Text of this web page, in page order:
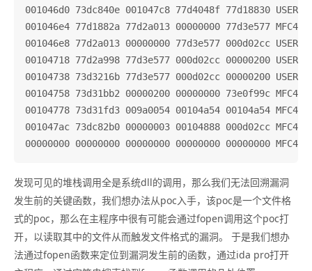
001046d0 73dc840e 001047c8 77d4048f 77d18830
001046e4 77d1882a 77d2a013 00000000 77d3e577
001046e8 77d2a013 00000000 77d3e577 000d02cc
00104718 77d2a998 77d3e577 000d02cc 00000200
00104738 73d3216b 77d3e577 000d02cc 00000200
00104758 73d31bb2 00000200 00000000 73e0f99c
00104778 73d31fd3 009a0054 00104a54 00104a54
001047ac 73dc82b0 00000003 00104888 000d02cc
发现可见的堆栈调用全是系统dll的调用，那么我们无法回溯漏洞
发生前的关键函数，我们想办法从poc入手，该poc是一个文件格
式的poc，那么在主程序中很有可能会通过fopen调用这个poc打
开，以读取其中的文件从而触发文件格式的漏洞。 于是我们想办
法通过fopen函数来定位到漏洞发生前的函数，通过ida pro打开